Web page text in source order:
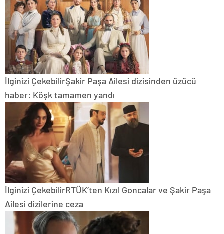
İlginizi ÇekebilirŞakir Paşa Ailesi dizisinden üzücü
haber: Köşk tamamen yandı
İlginizi ÇekebilirRTÜK’ten Kızıl Goncalar ve Şakir Paşa
Ailesi dizilerine ceza